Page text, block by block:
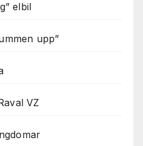
elbil
upp”
VZ